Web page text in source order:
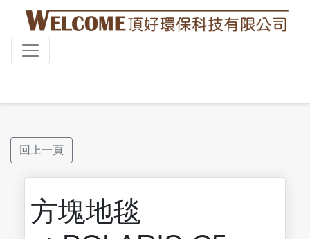
回上一頁
方塊地毯